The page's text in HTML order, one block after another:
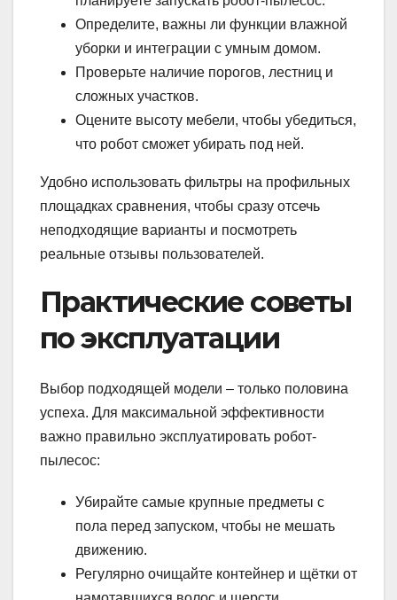
Определите, важны ли функции влажной
уборки и интеграции с умным домом.
Проверьте наличие порогов, лестниц и
сложных участков.
Оцените высоту мебели, чтобы убедиться,
что робот сможет убирать под ней.
Удобно использовать фильтры на профильных
площадках сравнения, чтобы сразу отсечь
неподходящие варианты и посмотреть
реальные отзывы пользователей.
Практические советы
по эксплуатации
Выбор подходящей модели – только половина
успеха. Для максимальной эффективности
важно правильно эксплуатировать робот-
пылесос:
Убирайте самые крупные предметы с
пола перед запуском, чтобы не мешать
движению.
Регулярно очищайте контейнер и щётки от